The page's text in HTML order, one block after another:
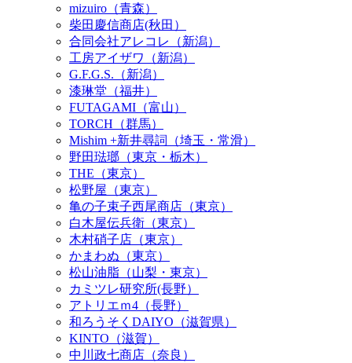
mizuiro（青森）
柴田慶信商店(秋田）
合同会社アレコレ（新潟）
工房アイザワ（新潟）
G.F.G.S.（新潟）
漆琳堂（福井）
FUTAGAMI（富山）
TORCH（群馬）
Mishim +新井尋詞（埼玉・常滑）
野田琺瑯（東京・栃木）
THE（東京）
松野屋（東京）
亀の子束子西尾商店（東京）
白木屋伝兵衛（東京）
木村硝子店（東京）
かまわぬ（東京）
松山油脂（山梨・東京）
カミツレ研究所(長野）
アトリエｍ4（長野）
和ろうそくDAIYO（滋賀県）
KINTO（滋賀）
中川政七商店（奈良）